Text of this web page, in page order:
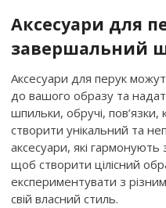
Аксесуари для
завершальний
Аксесуари для перук
до вашого образу та
шпильки, обручі,
створити унікальний та
аксесуари, які
щоб створити цілісний
експериментувати з
свій власний стиль.